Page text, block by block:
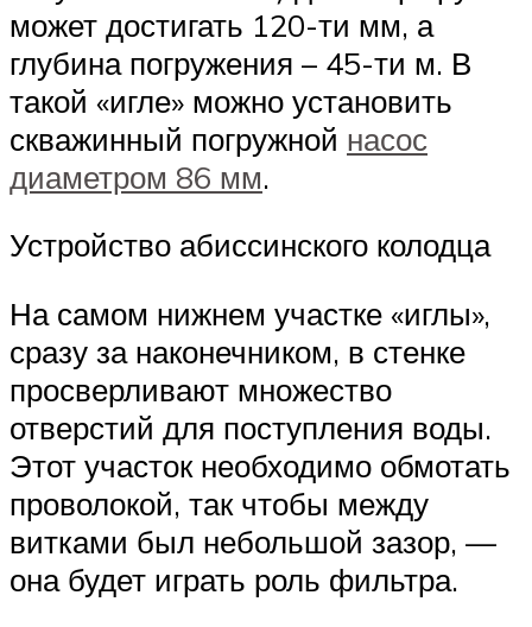
может достигать 120-ти мм, а
глубина погружения – 45-ти м. В
такой «игле» можно установить
скважинный погружной насос
диаметром 86 мм.
Устройство абиссинского колодца
На самом нижнем участке «иглы»,
сразу за наконечником, в стенке
просверливают множество
отверстий для поступления воды.
Этот участок необходимо обмотать
проволокой, так чтобы между
витками был небольшой зазор, —
она будет играть роль фильтра.